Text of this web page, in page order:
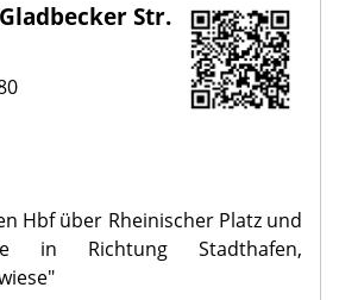
Str.
Hbf über Rheinischer Platz und
in Richtung Stadthafen,